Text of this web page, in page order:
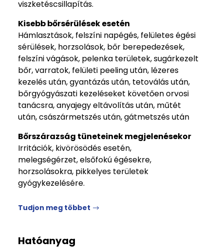
viszketéscsillapítás.
Kisebb bőrsérülések esetén
Hámlasztások, felszíni napégés, felületes égési
sérülések, horzsolások, bőr berepedezések,
felszíni vágások, pelenka területek, sugárkezelt
bőr, varratok, felületi peeling után, lézeres
kezelés után, gyantázás után, tetoválás után,
bőrgyógyászati kezeléseket követően orvosi
tanácsra, anyajegy eltávolítás után, műtét
után, császármetszés után, gátmetszés után
Bőrszárazság tüneteinek megjelenésekor
Irritációk, kivörösödés esetén,
melegségérzet, elsőfokú égésekre,
horzsolásokra, pikkelyes területek
gyógykezelésére.
Tudjon meg többet
Hatóanyag